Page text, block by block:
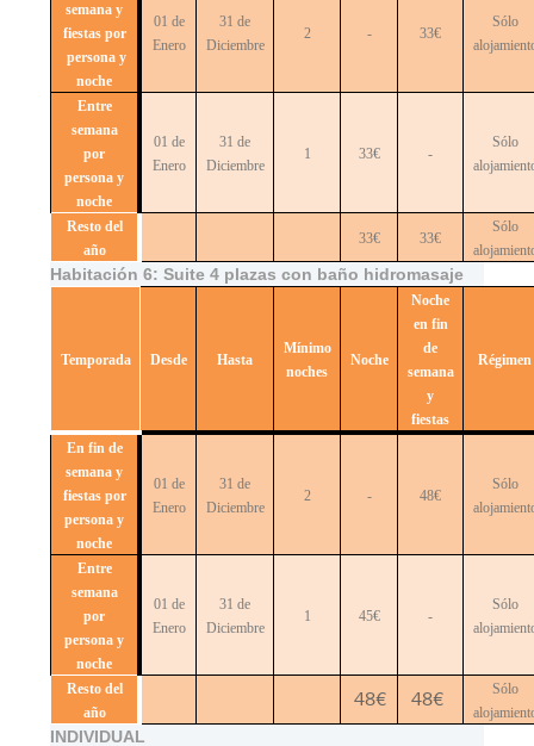
semana y
fiestas por
persona y
noche
01 de
Enero
31 de
Diciembre
2 - 33€
Sólo
Entre
semana
por
persona y
noche
01 de
Enero
31 de
Diciembre
1 33€ -
Sólo
Resto del
año
33€ 33€
Sólo
Habitación 6: Suite 4 plazas con baño hidromasaje
Temporada Desde Hasta
Mínimo
noches
Noche
Noche
en fin
de
semana
y
fiestas
Régimen
En fin de
semana y
fiestas por
persona y
noche
01 de
Enero
31 de
Diciembre
2 - 48€
Sólo
Entre
semana
por
persona y
noche
01 de
Enero
31 de
Diciembre
1 45€ -
Sólo
Resto del
año
48€ 48€
Sólo
INDIVIDUAL